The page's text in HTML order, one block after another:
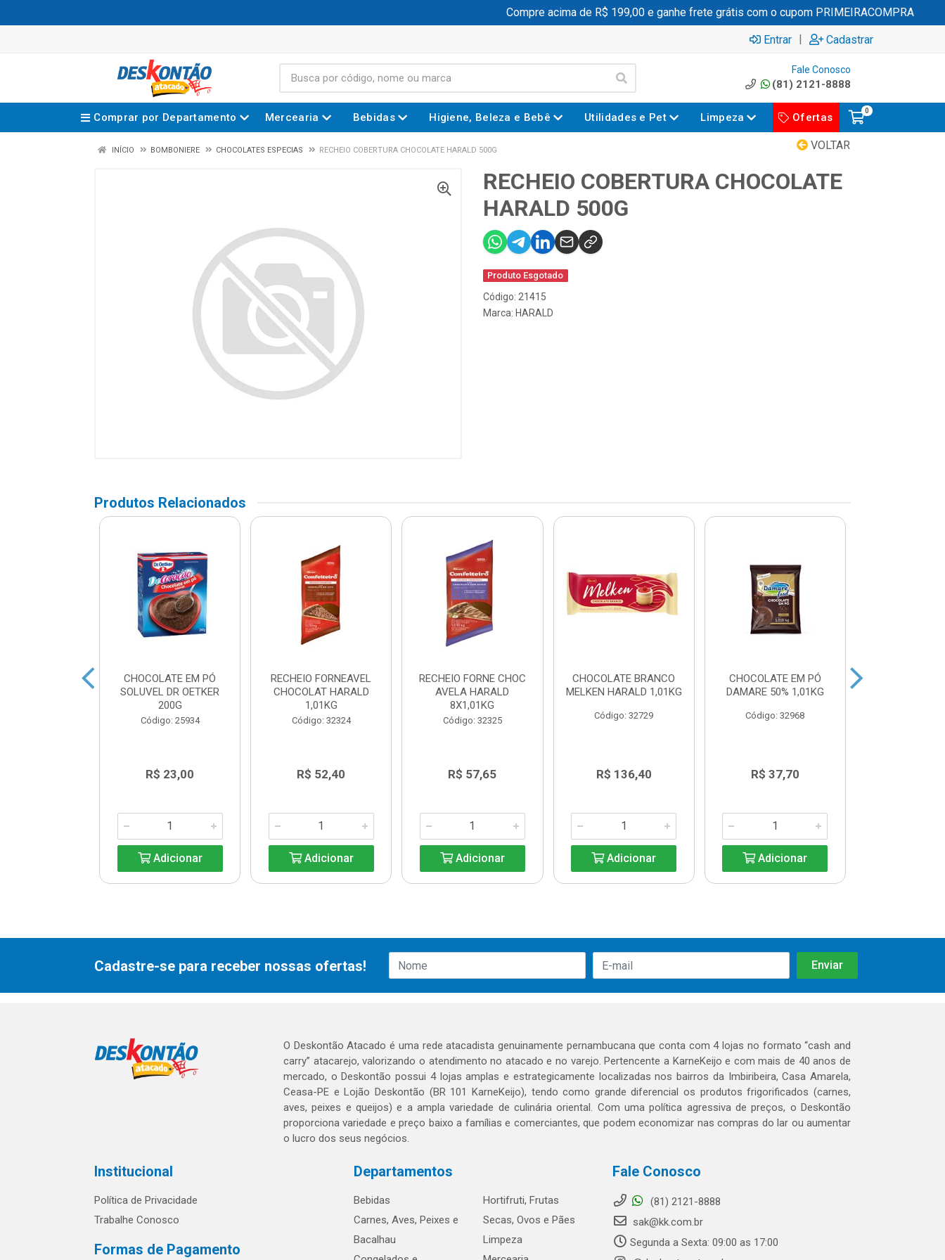
Compre acima de R$ 199,00 e ganhe frete grátis com o cupom PRIMEIRACOMPRA
Entrar | Cadastrar
Fale Conosco
(81) 2121-8888
Comprar por Departamento Mercearia Bebidas Higiene, Beleza e Bebê Utilidades e Pet Limpeza Ofertas
0
VOLTAR
INÍCIO BOMBONIERE CHOCOLATES ESPECIAS RECHEIO COBERTURA CHOCOLATE HARALD 500G
RECHEIO COBERTURA CHOCOLATE
HARALD 500G
Produto Esgotado
Código: 21415
Marca: HARALD
Produtos Relacionados
CHOCOLATE EM PÓ
SOLUVEL DR OETKER
200G
Código: 25934
R$ 23,00
Adicionar
RECHEIO FORNEAVEL
CHOCOLAT HARALD
1,01KG
Código: 32324
R$ 52,40
Adicionar
RECHEIO FORNE CHOC
AVELA HARALD
8X1,01KG
Código: 32325
R$ 57,65
Adicionar
CHOCOLATE BRANCO
MELKEN HARALD 1,01KG
Código: 32729
R$ 136,40
Adicionar
CHOCOLATE EM PÓ
DAMARE 50% 1,01KG
Código: 32968
R$ 37,70
Adicionar
Cadastre-se para receber nossas ofertas!
O Deskontão Atacado é uma rede atacadista genuinamente pernambucana que conta com 4 lojas no formato “cash and
carry” atacarejo, valorizando o atendimento no atacado e no varejo. Pertencente a KarneKeijo e com mais de 40 anos de
mercado, o Deskontão possui 4 lojas amplas e estrategicamente localizadas nos bairros da Imbiribeira, Casa Amarela,
Ceasa-PE e Lojão Deskontão (BR 101 KarneKeijo), tendo como grande diferencial os produtos frigorificados (carnes,
aves, peixes e queijos) e a ampla variedade de culinária oriental. Com uma política agressiva de preços, o Deskontão
proporciona variedade e preço baixo a famílias e comerciantes, que podem economizar nas compras do lar ou aumentar
o lucro dos seus negócios.
Institucional
Política de Privacidade
Trabalhe Conosco
Formas de Pagamento
Departamentos
Bebidas
Carnes, Aves, Peixes e
Bacalhau
Hortifruti, Frutas
Secas, Ovos e Pães
Limpeza
Fale Conosco
(81) 2121-8888
sak@kk.com.br
Segunda a Sexta: 09:00 as 17:00